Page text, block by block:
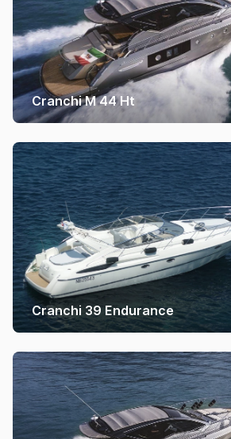
Cranchi M 44 Ht
Cranchi 39 Endurance